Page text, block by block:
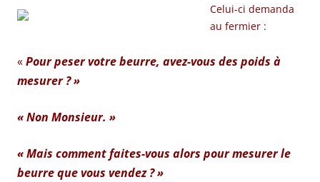
Celui-ci demanda
au fermier :
«Pour peser votre beurre, avez-vous des poids à
mesurer ? »
« Non Monsieur. »
« Mais comment faites-vous alors pour mesurer le
beurre que vous vendez ? »